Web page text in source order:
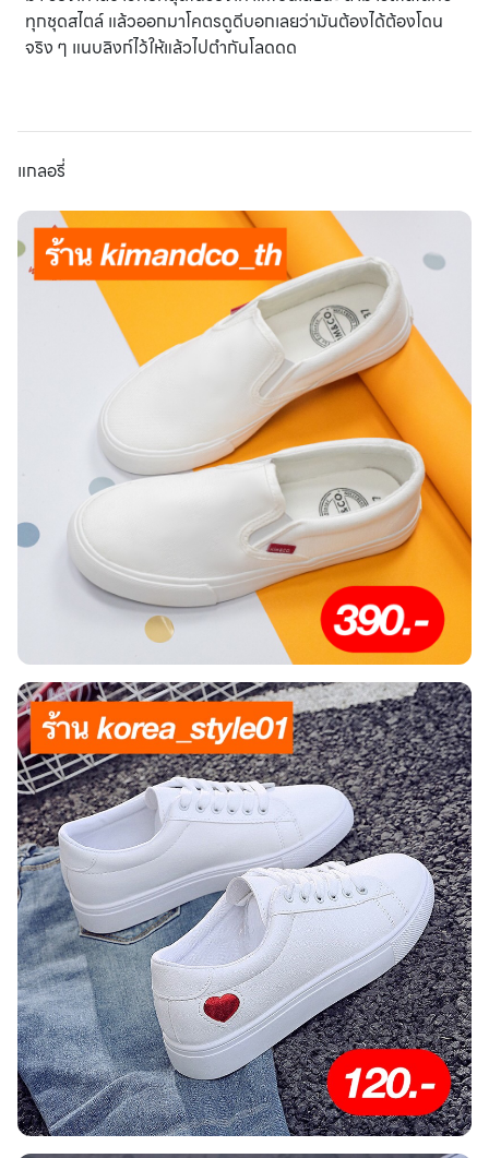
ทุกชุดสไตล์ แล้วออกมาโคตรดูดีบอกเลยว่ามันต้องได้ต้องโดน
จริง ๆ แนบลิงก์ไว้ให้แล้วไปตำกันโลดดด
แกลอรี่